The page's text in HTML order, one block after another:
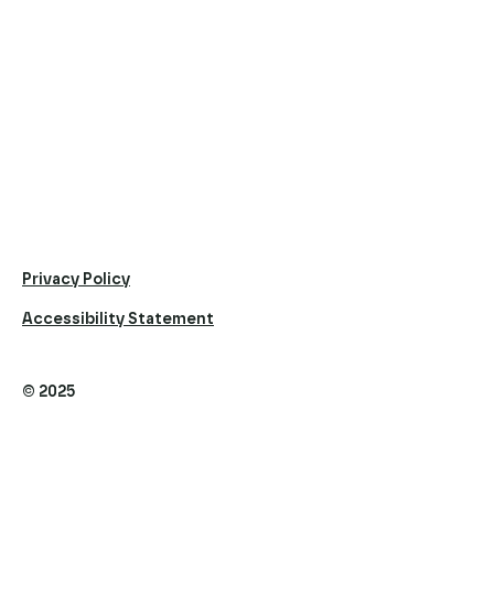
© 2025
Privacy Policy
Accessibility Statement